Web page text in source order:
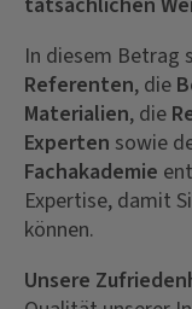
In diesem Betrag
Referenten, die
Materialien, die
Experten sowie
Fachakademie
Expertise, damit
können.
Unsere